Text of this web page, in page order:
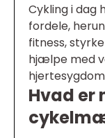
Cykling i dag
fordele,
fitness,
hjælpe med
Hvad er